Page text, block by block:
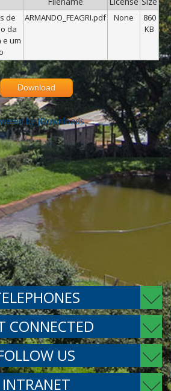
de
da
e um
ARMANDO_FEAGRI.pdf None
860
KB
Download
by jDownloads
CONNECTED
US
INTRANET